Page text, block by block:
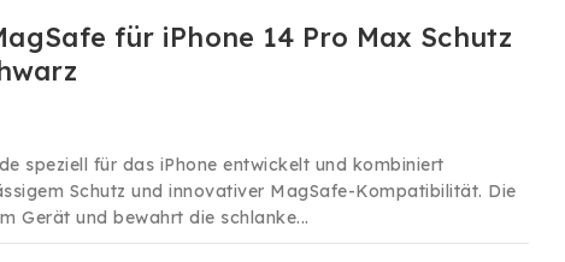
für iPhone 14 Pro Max Schutz
speziell für das iPhone entwickelt und kombiniert
Schutz und innovativer MagSafe-Kompatibilität. Die
Gerät und bewahrt die schlanke...